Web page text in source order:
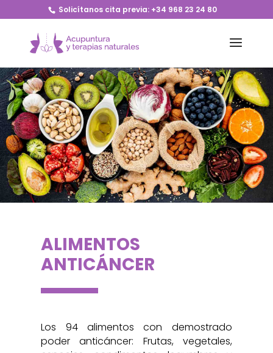
Solicítanos cita previa: +34 968 23 24 80
ALIMENTOS
ANTICÁNCER
Los 94 alimentos con demostrado
poder anticáncer: Frutas, vegetales,